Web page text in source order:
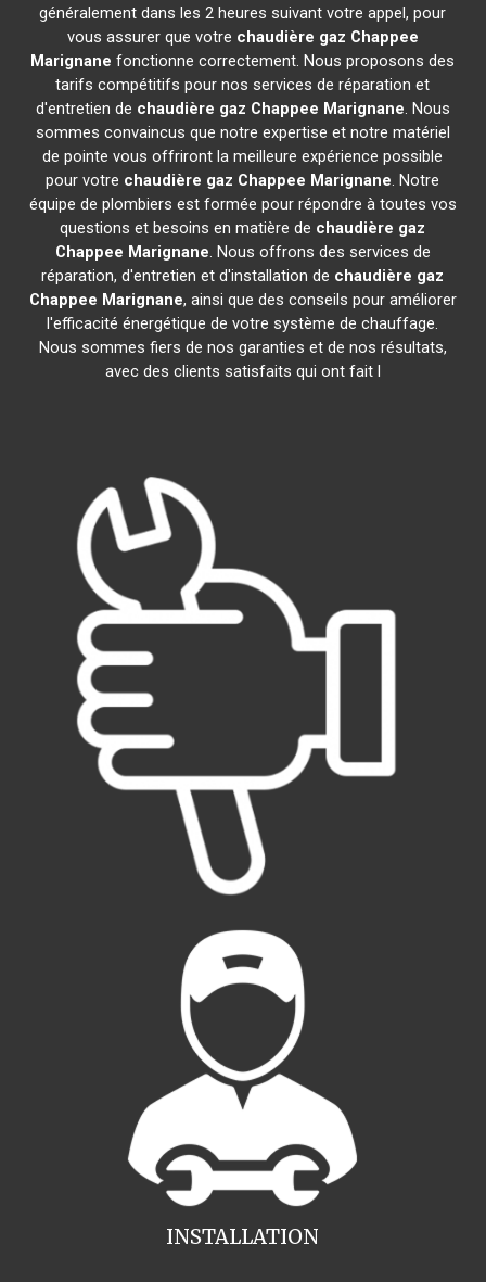
généralement dans les 2 heures suivant votre appel, pour
vous assurer que votre chaudière gaz Chappee
Marignane fonctionne correctement. Nous proposons des
tarifs compétitifs pour nos services de réparation et
d'entretien de chaudière gaz Chappee Marignane. Nous
sommes convaincus que notre expertise et notre matériel
de pointe vous offriront la meilleure expérience possible
pour votre chaudière gaz Chappee Marignane. Notre
équipe de plombiers est formée pour répondre à toutes vos
questions et besoins en matière de chaudière gaz
Chappee Marignane. Nous offrons des services de
réparation, d'entretien et d'installation de chaudière gaz
Chappee Marignane, ainsi que des conseils pour améliorer
l'efficacité énergétique de votre système de chauffage.
Nous sommes fiers de nos garanties et de nos résultats,
avec des clients satisfaits qui ont fait l
INSTALLATION